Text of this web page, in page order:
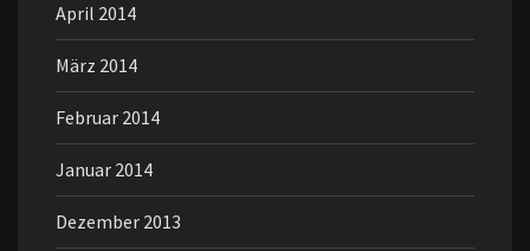
April 2014
März 2014
Februar 2014
Januar 2014
Dezember 2013